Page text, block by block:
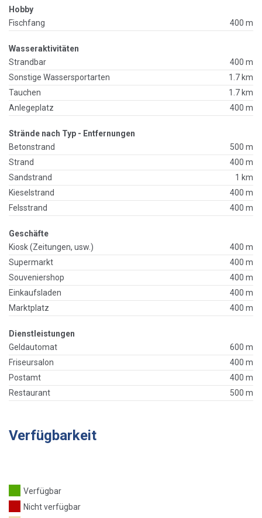
Hobby
Fischfang
400 m
Wasseraktivitäten
Strandbar
400 m
Sonstige Wassersportarten
1.7 km
Tauchen
1.7 km
Anlegeplatz
400 m
Strände nach Typ - Entfernungen
Betonstrand
500 m
Strand
400 m
Sandstrand
1 km
Kieselstrand
400 m
Felsstrand
400 m
Geschäfte
Kiosk (Zeitungen, usw.)
400 m
Supermarkt
400 m
Souveniershop
400 m
Einkaufsladen
400 m
Marktplatz
400 m
Dienstleistungen
Geldautomat
600 m
Friseursalon
400 m
Postamt
400 m
Restaurant
500 m
Verfügbarkeit
Verfügbar
Nicht verfügbar